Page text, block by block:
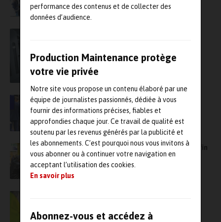
performance des contenus et de collecter des
données d’audience.
Production Maintenance protège
votre vie privée
Notre site vous propose un contenu élaboré par une
équipe de journalistes passionnés, dédiée à vous
fournir des informations précises, fiables et
approfondies chaque jour. Ce travail de qualité est
soutenu par les revenus générés par la publicité et
les abonnements. C’est pourquoi nous vous invitons à
vous abonner ou à continuer votre navigation en
acceptant l’utilisation des cookies.
En savoir plus
Abonnez-vous et accédez à
Indumation 2026 ouvrira ses portes début
février en Belgique
Le Sepem Industries Nord de retour à Douai fin
janvier 2026